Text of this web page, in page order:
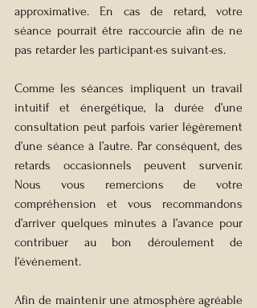
approximative. En cas de retard, votre
séance pourrait être raccourcie afin de ne
pas retarder les participant·es suivant·es.
Comme les séances impliquent un travail
intuitif et énergétique, la durée d’une
consultation peut parfois varier légèrement
d’une séance à l’autre. Par conséquent, des
retards occasionnels peuvent survenir.
Nous vous remercions de votre
compréhension et vous recommandons
d’arriver quelques minutes à l’avance pour
contribuer au bon déroulement de
l’événement.
Afin de maintenir une atmosphère agréable